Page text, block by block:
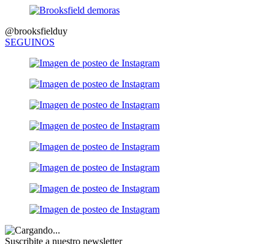
@brooksfielduy
SEGUINOS
Suscribite a nuestro newsletter